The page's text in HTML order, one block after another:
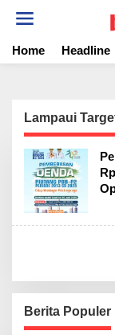
t
Home Headline
Lampaui
Berita Populer